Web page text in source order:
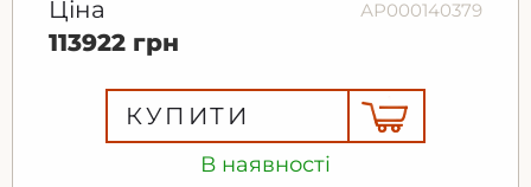
В наявності
Ціна АР000140379
113922 грн
КУПИТИ